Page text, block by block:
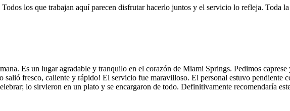
los que trabajan aquí parecen disfrutar hacerlo juntos y el servicio lo refleja. Toda
Es un lugar agradable y tranquilo en el corazón de Miami Springs. Pedimos
fresco, caliente y rápido! El servicio fue maravilloso. El personal estuvo pendiente
lo sirvieron en un plato y se encargaron de todo. Definitivamente recomendaría